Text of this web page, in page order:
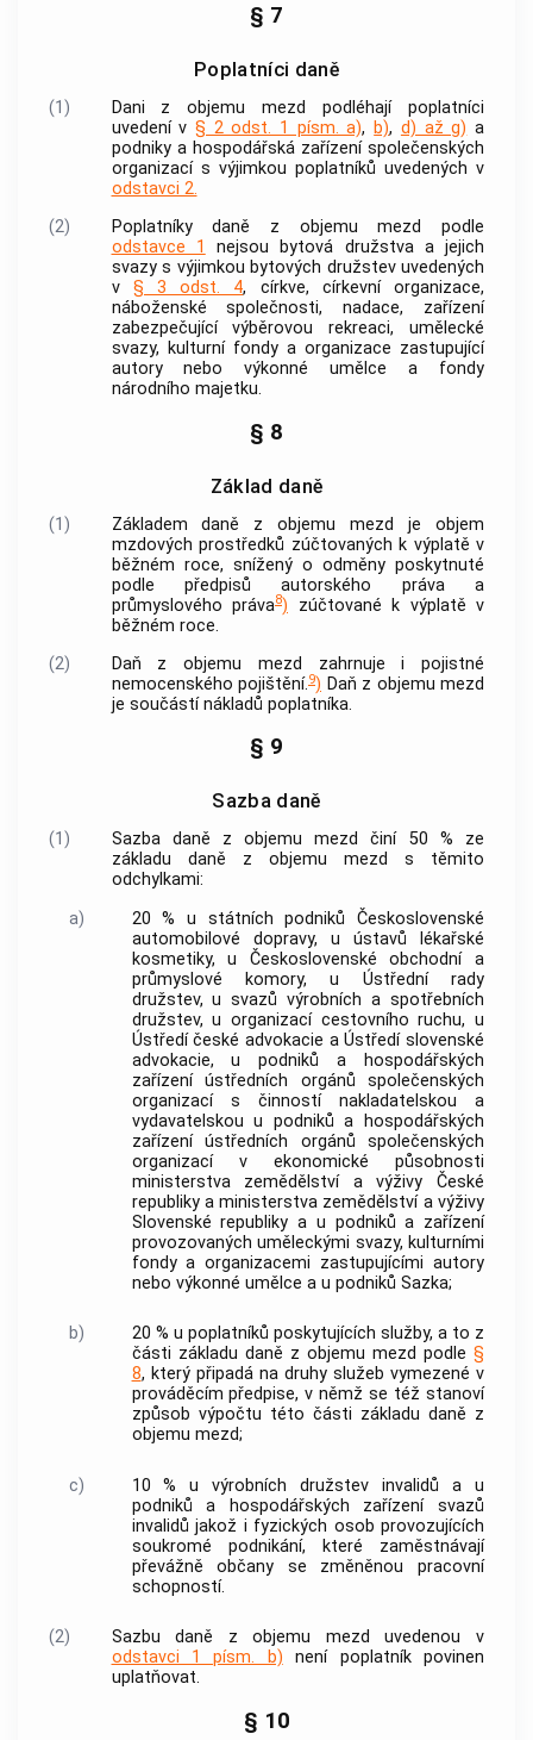
§ 7
Poplatníci daně
(1)
Dani z objemu mezd podléhají poplatníci
uvedení v § 2 odst. 1 písm. a), b), d) až g) a
podniky a hospodářská zařízení společenských
organizací s výjimkou poplatníků uvedených v
odstavci 2.
(2)
Poplatníky daně z objemu mezd podle
odstavce 1
nejsou bytová družstva a jejich
svazy s výjimkou bytových družstev uvedených
v § 3 odst. 4, církve, církevní organizace,
náboženské společnosti, nadace, zařízení
zabezpečující výběrovou rekreaci, umělecké
svazy, kulturní fondy a organizace zastupující
autory nebo výkonné umělce a fondy
národního majetku.
§ 8
Základ daně
(1)
Základem daně z objemu mezd je objem
mzdových prostředků zúčtovaných k výplatě v
běžném roce, snížený o odměny poskytnuté
podle předpisů autorského práva a
průmyslového práva8) zúčtované k výplatě v
běžném roce.
(2)
Daň z objemu mezd zahrnuje i pojistné
nemocenského pojištění.9) Daň z objemu mezd
je součástí nákladů poplatníka.
§ 9
Sazba daně
(1)
Sazba daně z objemu mezd činí 50 % ze
základu daně z objemu mezd s těmito
odchylkami:
a)
20 % u státních podniků Československé
automobilové dopravy, u ústavů lékařské
kosmetiky, u Československé obchodní a
průmyslové komory, u Ústřední rady
družstev, u svazů výrobních a spotřebních
družstev, u organizací cestovního ruchu, u
Ústředí české advokacie a Ústředí slovenské
advokacie, u podniků a hospodářských
zařízení ústředních orgánů společenských
organizací s činností nakladatelskou a
vydavatelskou u podniků a hospodářských
zařízení ústředních orgánů společenských
organizací v ekonomické působnosti
ministerstva zemědělství a výživy České
republiky a ministerstva zemědělství a výživy
Slovenské republiky a u podniků a zařízení
provozovaných uměleckými svazy, kulturními
fondy a organizacemi zastupujícími autory
nebo výkonné umělce a u podniků Sazka;
b)
20 % u poplatníků poskytujících služby, a to z
části základu daně z objemu mezd podle §
8, který připadá na druhy služeb vymezené v
prováděcím předpise, v němž se též stanoví
způsob výpočtu této části základu daně z
objemu mezd;
c)
10 % u výrobních družstev invalidů a u
podniků a hospodářských zařízení svazů
invalidů jakož i fyzických osob provozujících
soukromé podnikání, které zaměstnávají
převážně občany se změněnou pracovní
schopností.
(2)
Sazbu daně z objemu mezd uvedenou v
odstavci 1 písm. b) není poplatník povinen
uplatňovat.
§ 10